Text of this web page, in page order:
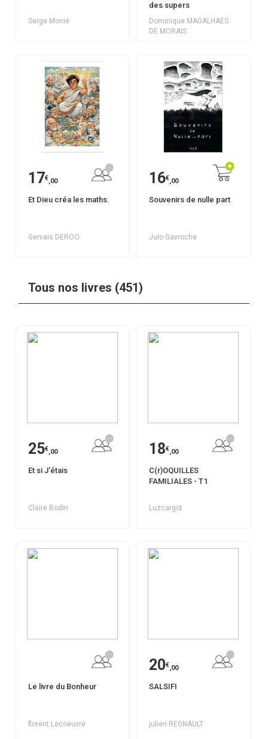
Serge Monié
des supers
Dominique MAGALHAES
DE MORAIS
17€,00
Et Dieu créa les maths.
Gervais DEROO
16€,00
Souvenirs de nulle part
Julo Gavroche
Tous nos livres (451)
25€,00
Et si J'étais
Claire Bodin
18€,00
C(r)OQUILLES
FAMILIALES - T1
Luzcargot
Le livre du Bonheur
florent Lecoeuvre
20€,00
SALSIFI
julien REGNAULT